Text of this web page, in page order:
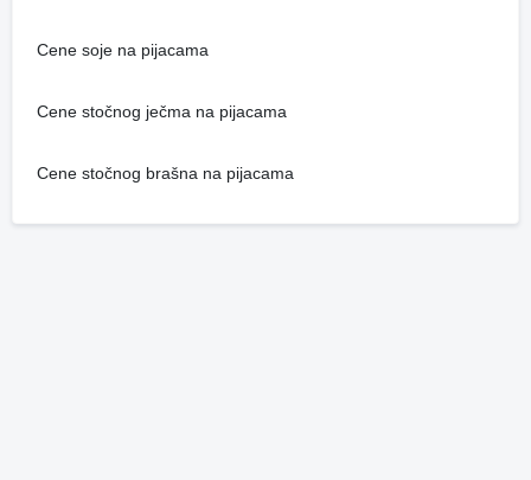
Cene soje na pijacama
Cene stočnog ječma na pijacama
Cene stočnog brašna na pijacama